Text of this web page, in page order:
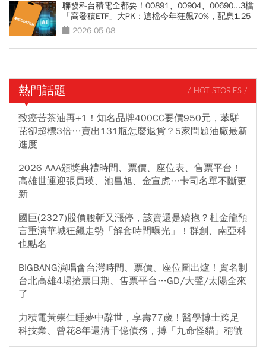
聯發科台積電全都要！00891、00904、00690...3檔
「高發積ETF」大PK：這檔今年狂飆70%，配息1.25
元、最後買進日曝光
2026-05-08
熱門話題 / HOT STORIES /
致癌苦茶油再+1！知名品牌400CC要價950元，苯駢
芘卻超標3倍…賣出131瓶怎麼退貨？5家問題油廠最新
進度
2026 AAA頒獎典禮時間、票價、座位表、售票平台！
高雄世運迎張員瑛、池昌旭、金宣虎…卡司名單不斷更
新
國巨(2327)股價腰斬又漲停，該賣還是續抱？杜金龍預
言重演華城狂飆走勢「解套時間曝光」！群創、南亞科
也點名
BIGBANG演唱會台灣時間、票價、座位圖出爐！實名制
台北高雄4場搶票日期、售票平台…GD/大聲/太陽全來
了
力積電黃崇仁睡夢中辭世，享壽77歲！醫學博士跨足
科技業、曾花8年還清千億債務，搏「九命怪貓」稱號